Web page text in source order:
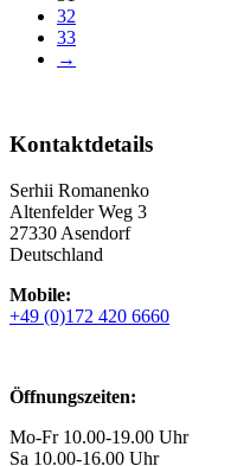
32
33
→
Kontaktdetails
Serhii Romanenko
Altenfelder Weg 3
27330 Asendorf
Deutschland
Mobile:
+49 (0)172 420 6660
Öffnungszeiten:
Mo-Fr 10.00-19.00 Uhr
Sa 10.00-16.00 Uhr